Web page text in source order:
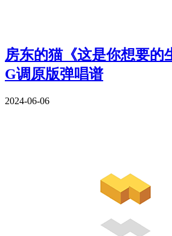
房东的猫《这是你想要的
G调原版弹唱谱
2024-06-06